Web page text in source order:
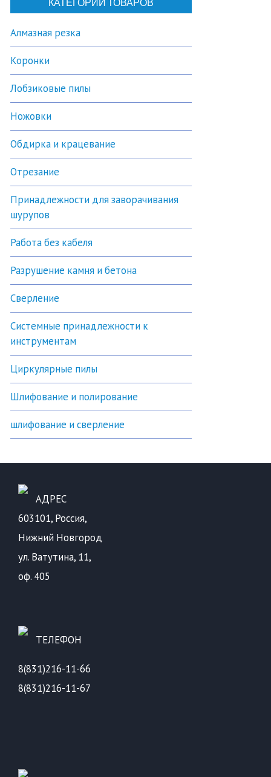
КАТЕГОРИИ ТОВАРОВ
Алмазная резка
Коронки
Лобзиковые пилы
Ножовки
Обдирка и крацевание
Отрезание
Принадлежности для заворачивания
шурупов
Работа без кабеля
Разрушение камня и бетона
Сверление
Системные принадлежности к
инструментам
Циркулярные пилы
Шлифование и полирование
шлифование и сверление
АДРЕС
603101, Россия,
Нижний Новгород
ул. Ватутина, 11,
оф. 405
ТЕЛЕФОН
8(831)216-11-66
8(831)216-11-67